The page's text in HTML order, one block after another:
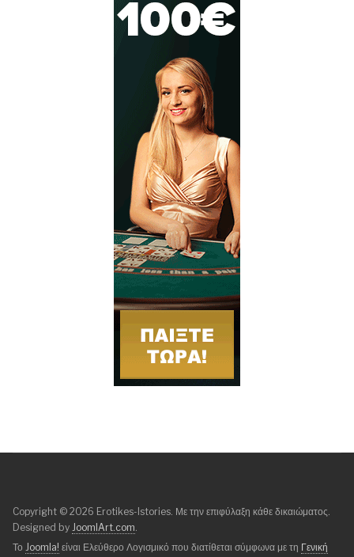
Copyright © 2026 Erotikes-Istories. Με την επιφύλαξη κάθε δικαιώματος.
Designed by JoomlArt.com
Το Joomla! είναι Ελεύθερο Λογισμικό που διατίθεται σύμφωνα με τη Γενική